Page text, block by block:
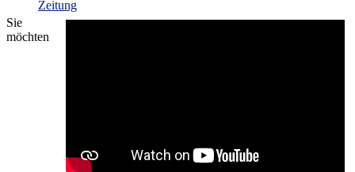
Sie
möchten